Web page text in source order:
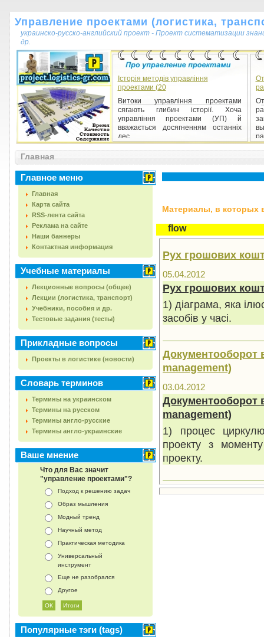
Управление проектами (логистика,
украинско-русско-английский проект - Проект систематизации
др.
Історія методів управління
проектами (20
Витоки управління проектами
сягають глибин історії. Хоча
управління проектами (УП) й
вважається досягненням останніх
дес...
Главная
Главное меню
Главная
Карта сайта
RSS-лента сайта
Реклама на сайте
Наши баннеры
Контактная информация
Учебные материалы
Лекционные вопросы (общее)
Лекции (логистика, транспорт)
Учебники, пособия и др.
Тестовые задания (тесты)
Прикладные вопросы
Проекты в логистике (новости)
Словарь терминов
Термины на украинском
Термины на русском
Термины англо-русские
Термины англо-украинские
Ваше мнение
Что для Вас значит
"управление проектами"?
Подход к решению задач
Образ мышления
Модный тренд
Научный метод
Практическая методика
Универсальный
инструмент
Еще не разобрался
Другое
Популярные тэги (tags)
Материалы, в которых
flow
Рух грошових
05.04.2012
Рух грошових
1) діаграма, яка
засобів у часі.
Документооборот
management)
03.04.2012
Документооборот
management)
1) процес
проекту з
проекту.